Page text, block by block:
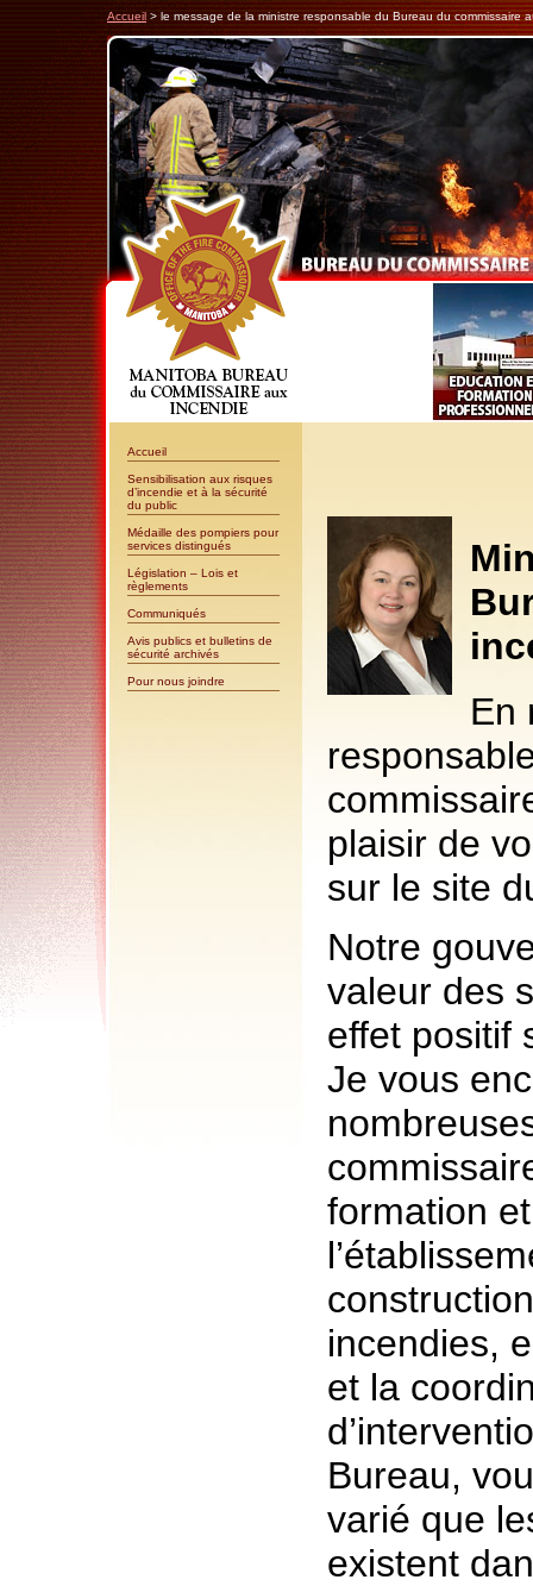
Accueil > le message de la ministre responsable du Bureau du commissaire
Accueil
Sensibilisation aux risques
d’incendie et à la sécurité
du public
Médaille des pompiers pour
services distingués
Législation – Lois et
règlements
Communiqués
Avis publics et bulletins de
sécurité archivés
Pour nous joindre
En
plaisir de
sur le site
Notre
valeur des
effet positif
Je vous
formation
incendies,
et la
Bureau,
varié que
existent